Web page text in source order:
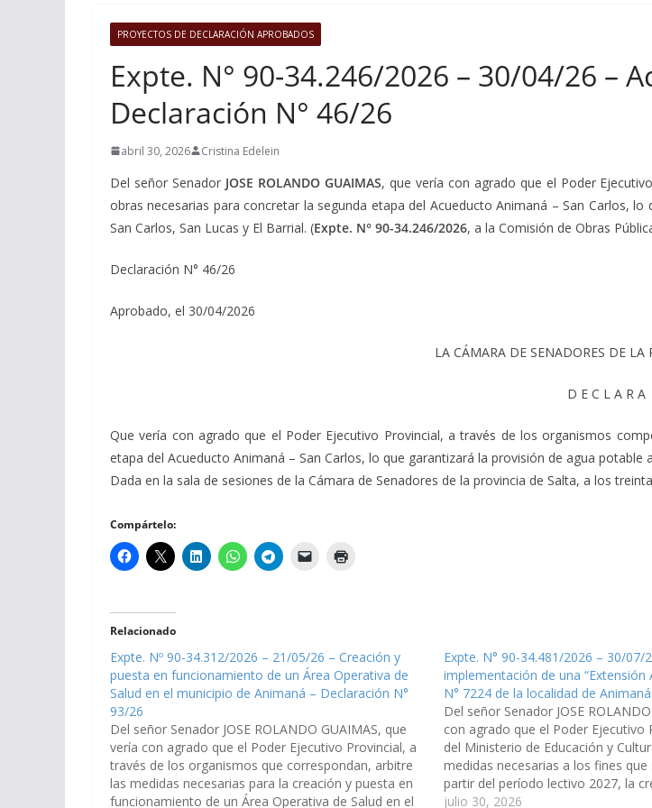
PROYECTOS DE DECLARACIÓN APROBADOS
Expte. N° 90-34.246/2026 – 30/04/26 –
Declaración N° 46/26
abril 30, 2026 Cristina Edelein
Del señor Senador JOSE ROLANDO GUAIMAS, que vería con agrado que el Poder
obras necesarias para concretar la segunda etapa del Acueducto Animaná – San Carlos,
San Carlos, San Lucas y El Barrial. (Expte. N° 90-34.246/2026, a la Comisión de Obras
Declaración N° 46/26
Aprobado, el 30/04/2026
LA CÁMARA DE SENADORES DE LA
D E C L A R A
Que vería con agrado que el Poder Ejecutivo Provincial, a través de los organismos
etapa del Acueducto Animaná – San Carlos, lo que garantizará la provisión de agua potable
Dada en la sala de sesiones de la Cámara de Senadores de la provincia de Salta, a los
Compártelo:
Relacionado
Expte. Nº 90-34.312/2026 – 21/05/26 – Creación y
puesta en funcionamiento de un Área Operativa de
Salud en el municipio de Animaná – Declaración N°
93/26
Del señor Senador JOSE ROLANDO GUAIMAS, que
vería con agrado que el Poder Ejecutivo Provincial, a
través de los organismos que correspondan, arbitre
las medidas necesarias para la creación y puesta en
funcionamiento de un Área Operativa de Salud en el
Expte. N° 90-34.481/2026 – 30/07/
implementación de una “Extensión
N° 7224 de la localidad de Animaná
Del señor Senador JOSE
con agrado que el Poder Ejecutivo
del Ministerio de Educación y
medidas necesarias a los fines que
partir del período lectivo 2027, la
implementación de una "Extensión
julio 30, 2026